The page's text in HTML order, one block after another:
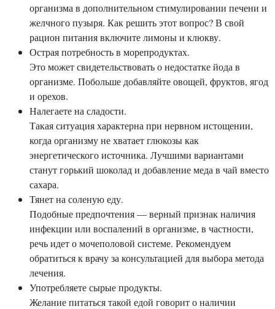
организма в дополнительном стимулировании печени и
желчного пузыря. Как решить этот вопрос? В свой
рацион питания включите лимоны и клюкву.
Острая потребность в морепродуктах.
Это может свидетельствовать о недостатке йода в
организме. Побольше добавляйте овощей, фруктов, ягод
и орехов.
Налегаете на сладости.
Такая ситуация характерна при нервном истощении,
когда организму не хватает глюкозы как
энергетического источника. Лучшими вариантами
станут горький шоколад и добавление меда в чай вместо
сахара.
Тянет на соленую еду.
Подобные предпочтения — верный признак наличия
инфекции или воспалений в организме, в частности,
речь идет о мочеполовой системе. Рекомендуем
обратиться к врачу за консультацией для выбора метода
лечения.
Употребляете сырые продукты.
Желание питаться такой едой говорит о наличии